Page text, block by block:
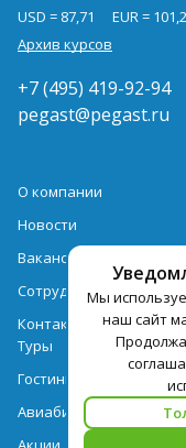
Мы
наш сайт
USD = 87,71
EUR =
Архив курсов
+7 (495) 419-92-94
pegast@pegast.ru
О компании
Новости
Вакансии
Сотрудничество
Контактная
Туры
Гостиницы
Авиабилеты